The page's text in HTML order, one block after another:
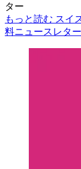
ター
もっと読む ス
料ニュースレター